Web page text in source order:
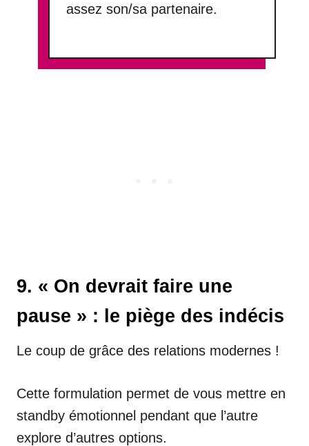
assez son/sa partenaire.
9. « On devrait faire une
pause » : le piège des indécis
Le coup de grâce des relations modernes !
Cette formulation permet de vous mettre en
standby émotionnel pendant que l’autre
explore d’autres options.